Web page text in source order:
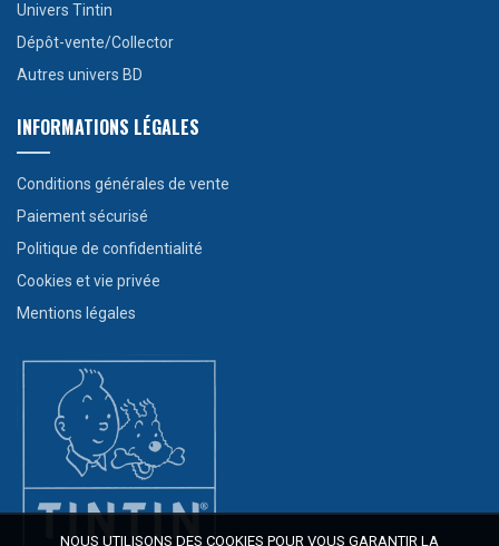
Univers Tintin
Dépôt-vente/Collector
Autres univers BD
INFORMATIONS LÉGALES
Conditions générales de vente
Paiement sécurisé
Politique de confidentialité
Cookies et vie privée
Mentions légales
NOUS UTILISONS DES COOKIES POUR VOUS GARANTIR LA